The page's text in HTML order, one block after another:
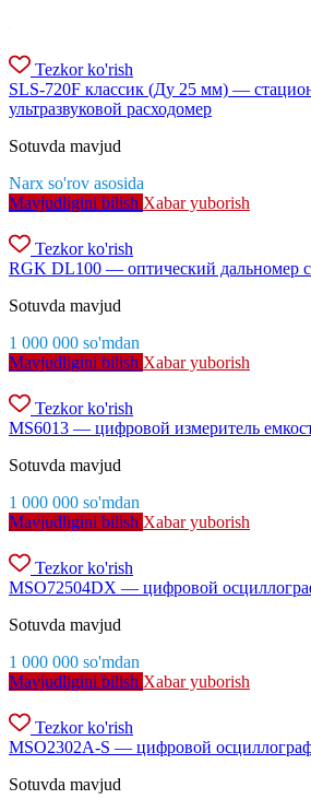
Tezkor ko'rish
SLS-720F классик (Ду 25 мм) —
ультразвуковой расходомер
Sotuvda mavjud
Narx so'rov asosida
Mavjudligini bilish Xabar yuborish
Tezkor ko'rish
RGK DL100 — оптический дальномер
Sotuvda mavjud
1 000 000 so'mdan
Mavjudligini bilish Xabar yuborish
Tezkor ko'rish
MS6013 — цифровой измеритель
Sotuvda mavjud
1 000 000 so'mdan
Mavjudligini bilish Xabar yuborish
Tezkor ko'rish
MSO72504DX — цифровой
Sotuvda mavjud
1 000 000 so'mdan
Mavjudligini bilish Xabar yuborish
Tezkor ko'rish
MSO2302A-S — цифровой
Sotuvda mavjud